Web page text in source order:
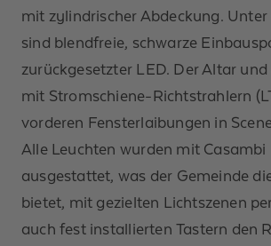
mit zylindrischer Abdeckung.
sind blendfreie, schwarze
zurückgesetzter LED. Der Altar
mit Stromschiene-Richtstrahlern
vorderen Fensterlaibungen in
Alle Leuchten wurden mit Casambi
ausgestattet, was der Gemeinde
bietet, mit gezielten Lichtszenen
auch fest installierten Tastern den